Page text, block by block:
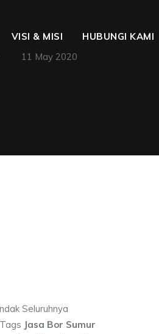
VISI & MISI
HUBUNGI KAMI
11 May 2020
Seluruhnya
Jasa Bor Sumur